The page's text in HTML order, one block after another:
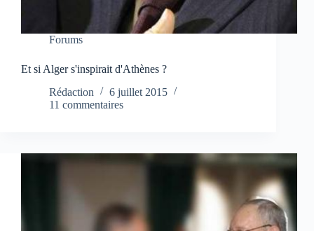
Forums
Et si Alger s'inspirait d'Athènes ?
Rédaction
6 juillet 2015
11 commentaires